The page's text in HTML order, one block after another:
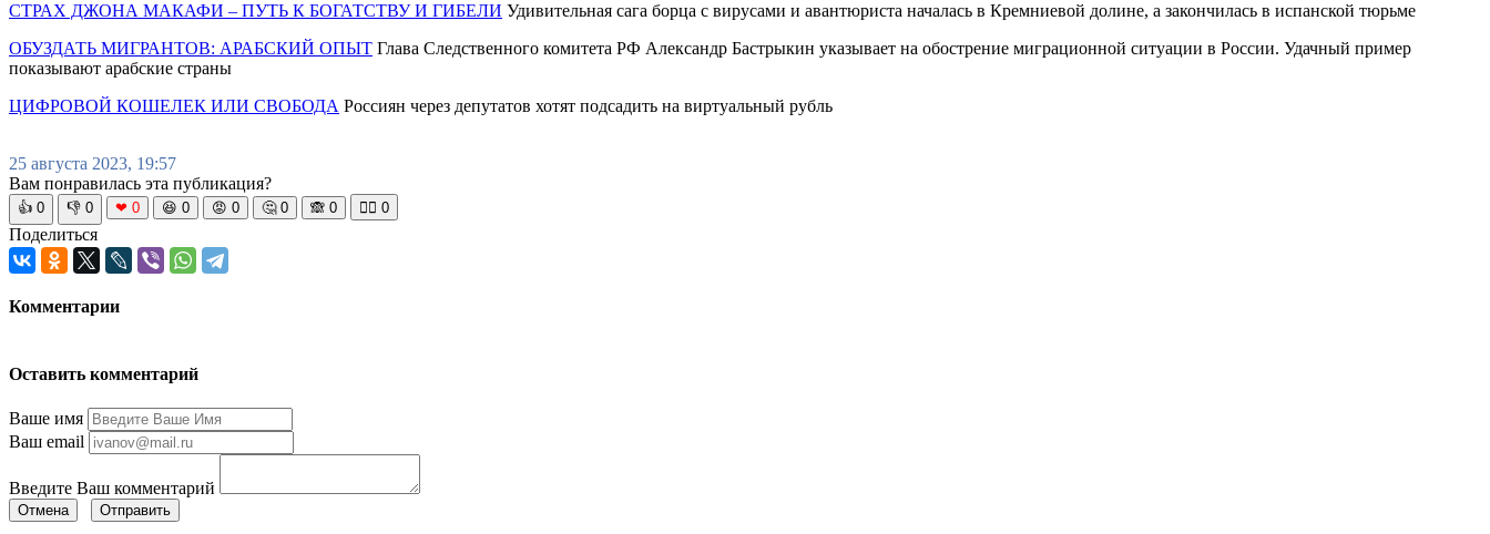
СТРАХ ДЖОНА МАКАФИ – ПУТЬ К БОГАТСТВУ И ГИБЕЛИ Удивительная сага борца с вирусами и авантюриста началась в Кремниевой долине, а закончилась в испанской тюрьме
ОБУЗДАТЬ МИГРАНТОВ: АРАБСКИЙ ОПЫТ Глава Следственного комитета РФ Александр Бастрыкин указывает на обострение миграционной ситуации в России. Удачный пример
показывают арабские страны
ЦИФРОВОЙ КОШЕЛЕК ИЛИ СВОБОДА Россиян через депутатов хотят подсадить на виртуальный рубль
25 августа 2023, 19:57
Вам понравилась эта публикация?
👍 0 👎 0 ❤ 0 😆 0 😡 0 🤔 0 🙈 0 🧘‍♀️ 0
Поделиться
Комментарии
Оставить комментарий
Ваше имя
Ваш email
Введите Ваш комментарий
Отмена Отправить